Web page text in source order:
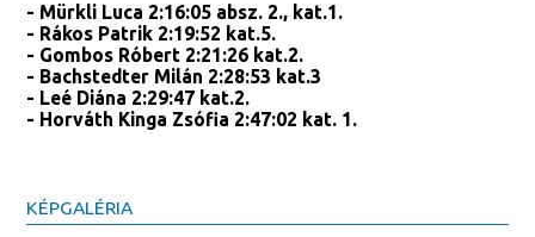
- Mürkli Luca 2:16:05 absz. 2., kat.1.
- Rákos Patrik 2:19:52 kat.5.
- Gombos Róbert 2:21:26 kat.2.
- Bachstedter Milán 2:28:53 kat.3
- Leé Diána 2:29:47 kat.2.
- Horváth Kinga Zsófia 2:47:02 kat. 1.
KÉPGALÉRIA